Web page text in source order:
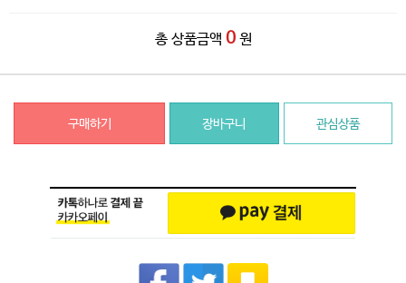
총 상품금액 0 원
구매하기 장바구니 관심상품